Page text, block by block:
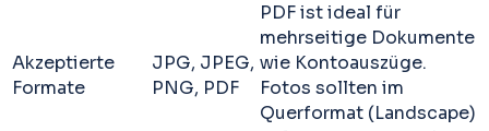
Akzeptierte
Formate
JPG, JPEG,
PNG, PDF
PDF ist ideal für
mehrseitige Dokumente
wie Kontoauszüge.
Fotos sollten im
Querformat (Landscape)